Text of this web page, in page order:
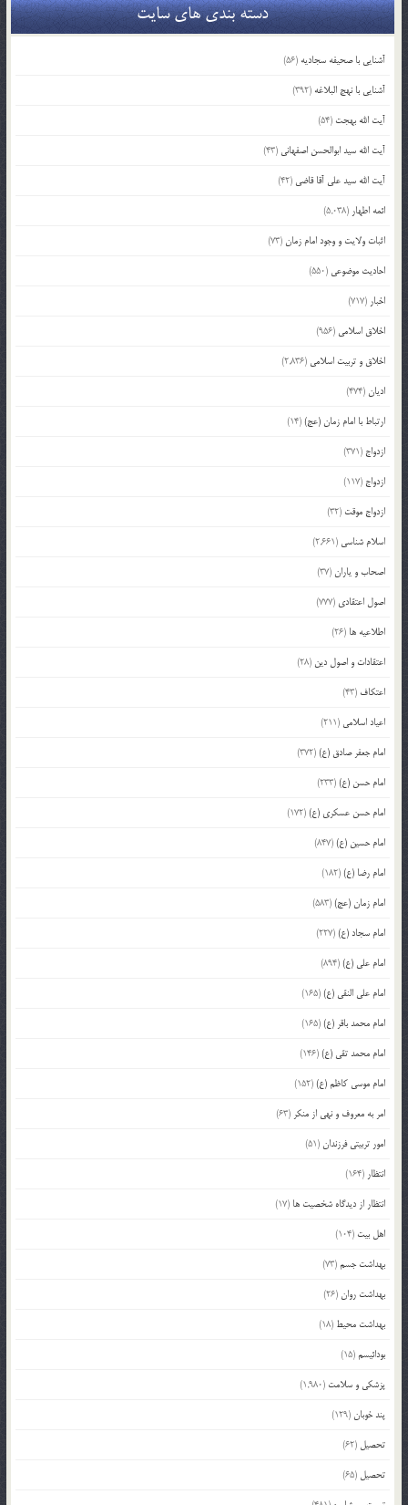
دسته بندی های سایت
آشنایی با صحیفه سجادیه (56)
آشنایی با نهج البلاغه (392)
آیت الله بهجت (54)
آیت الله سید ابوالحسن اصفهانی (43)
آیت الله سید علی آقا قاضی (42)
ائمه اطهار (5,038)
اثبات ولایت و وجود امام زمان(73)
احادیث موضوعی (550)
اخبار (717)
اخلاق اسلامی (956)
اخلاق و تربیت اسلامی (2,836)
ادیان(474)
ارتباط با امام زمان (عج)(14)
ازدواج (371)
ازدواج (117)
ازدواج موقت (32)
اسلام شناسی (2,661)
اصحاب و یاران(37)
اصول اعتقادی (777)
اطلاعیه ها (26)
اعتقادات و اصول دین (28)
اعتکاف (43)
اعیاد اسلامی (211)
امام جعفر صادق (ع)(372)
امام حسن (ع)(233)
امام حسن عسکری (ع)(172)
امام حسین (ع)(847)
امام رضا (ع)(182)
امام زمان (عج)(583)
امام سجاد (ع)(227)
امام علی (ع)(894)
امام علی النقی (ع)(165)
امام محمد باقر (ع)(165)
امام محمد تقی (ع)(146)
امام موسی کاظم (ع)(152)
امر به معروف و نهی از منکر (63)
امور تربیتی فرزندان(51)
انتظار (164)
انتظار از دیدگاه شخصیت ها (17)
اهل بیت (104)
بهداشت جسم(73)
بهداشت روان(26)
بهداشت محیط (18)
بودائیسم(15)
پزشکی و سلامت (1,980)
پند خوبان(129)
تحصیل (62)
تحصیل (65)